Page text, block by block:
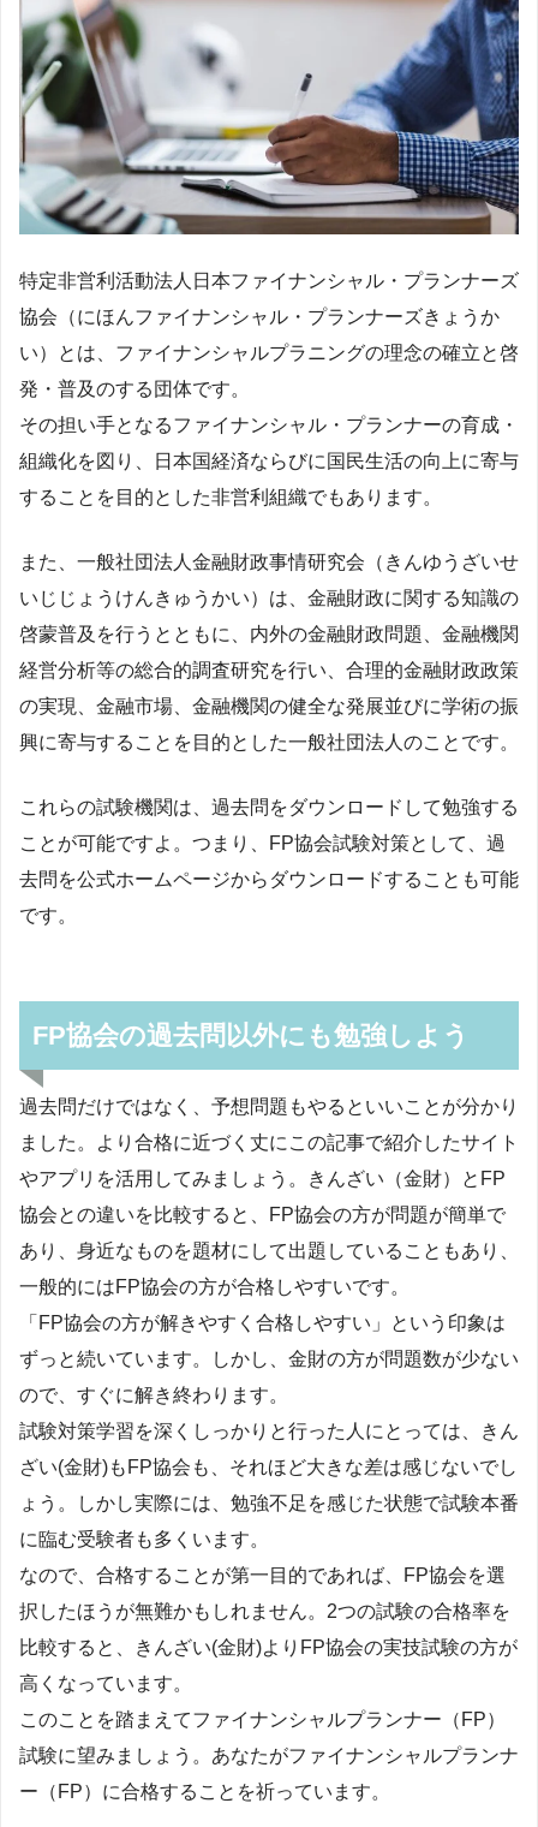
特定非営利活動法人日本ファイナンシャル・プランナーズ
協会（にほんファイナンシャル・プランナーズきょうか
い）とは、ファイナンシャルプラニングの理念の確立と啓
発・普及のする団体です。
その担い手となるファイナンシャル・プランナーの育成・
組織化を図り、日本国経済ならびに国民生活の向上に寄与
することを目的とした非営利組織でもあります。
また、一般社団法人金融財政事情研究会（きんゆうざいせ
いじじょうけんきゅうかい）は、金融財政に関する知識の
啓蒙普及を行うとともに、内外の金融財政問題、金融機関
経営分析等の総合的調査研究を行い、合理的金融財政政策
の実現、金融市場、金融機関の健全な発展並びに学術の振
興に寄与することを目的とした一般社団法人のことです。
これらの試験機関は、過去問をダウンロードして勉強する
ことが可能ですよ。つまり、FP協会試験対策として、過
去問を公式ホームページからダウンロードすることも可能
です。
FP協会の過去問以外にも勉強しよう
過去問だけではなく、予想問題もやるといいことが分かり
ました。より合格に近づく丈にこの記事で紹介したサイト
やアプリを活用してみましょう。きんざい（金財）とFP
協会との違いを比較すると、FP協会の方が問題が簡単で
あり、身近なものを題材にして出題していることもあり、
一般的にはFP協会の方が合格しやすいです。
「FP協会の方が解きやすく合格しやすい」という印象は
ずっと続いています。しかし、金財の方が問題数が少ない
ので、すぐに解き終わります。
試験対策学習を深くしっかりと行った人にとっては、きん
ざい(金財)もFP協会も、それほど大きな差は感じないでし
ょう。しかし実際には、勉強不足を感じた状態で試験本番
に臨む受験者も多くいます。
なので、合格することが第一目的であれば、FP協会を選
択したほうが無難かもしれません。2つの試験の合格率を
比較すると、きんざい(金財)よりFP協会の実技試験の方が
高くなっています。
このことを踏まえてファイナンシャルプランナー（FP）
試験に望みましょう。あなたがファイナンシャルプランナ
ー（FP）に合格することを祈っています。